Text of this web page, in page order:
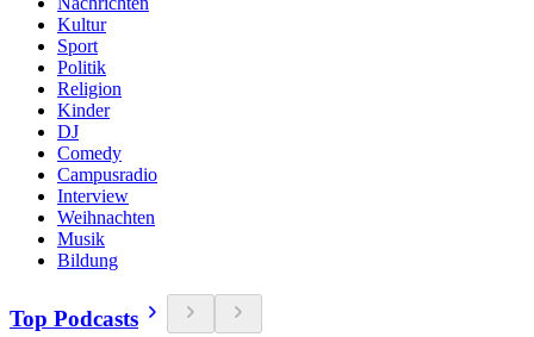
Kultur
Sport
Politik
Religion
Kinder
DJ
Comedy
Campusradio
Interview
Weihnachten
Musik
Bildung
Top Podcasts